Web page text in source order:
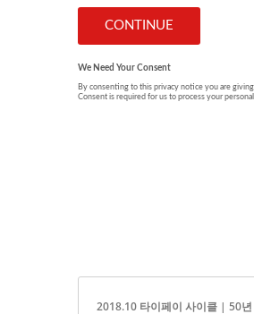
2018.10 타이페이 사이클 | 50